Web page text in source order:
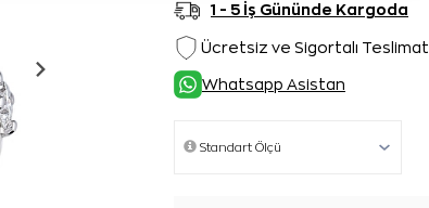
1 - 5 İş Gününde Kargoda
Ücretsiz ve Sigortalı Teslimat
Whatsapp Asistan